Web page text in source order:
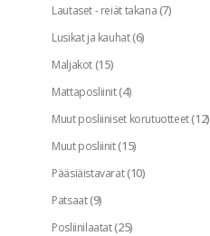
Lautaset - reiät takana(7)
Lusikat ja kauhat(6)
Maljakot(15)
Mattaposliinit(4)
Muut posliiniset korutuotteet(12)
Muut posliinit(15)
Pääsiäistavarat(10)
Patsaat(9)
Posliinilaatat(25)